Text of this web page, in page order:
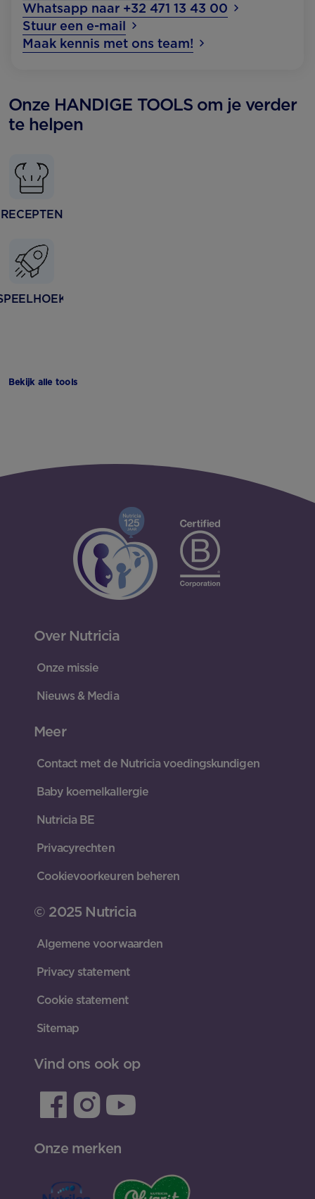
Whatsapp naar +32 471 13 43 00
Stuur een e-mail
Maak kennis met ons team!
Onze HANDIGE TOOLS om je verder
te helpen
RECEPTEN
Bekijk alle tools
Over Nutricia
Onze missie
Nieuws & Media
Meer
Contact met de Nutricia voedingskundigen
Baby koemelkallergie
Nutricia BE
Privacyrechten
Cookievoorkeuren beheren
© 2025 Nutricia
Algemene voorwaarden
Privacy statement
Cookie statement
Sitemap
Vind ons ook op
Onze merken